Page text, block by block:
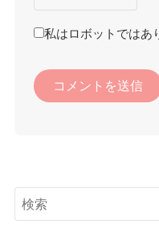
私はロボットではあ